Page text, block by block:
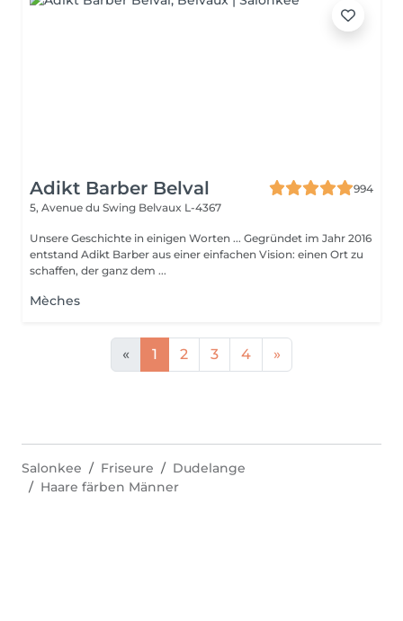
Adikt Barber Belval
994
5, Avenue du Swing Belvaux L-4367
Unsere Geschichte in einigen Worten ... Gegründet im Jahr 2016
entstand Adikt Barber aus einer einfachen Vision: einen Ort zu
schaffen, der ganz dem ...
Mèches
« 1 2 3 4 »
Salonkee Friseure
Dudelange
Haare färben Männer